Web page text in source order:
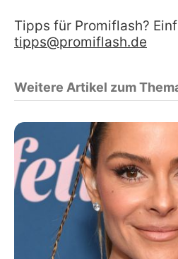
Tipps für Promiflash?
tipps@promiflash.de
Weitere Artikel zum